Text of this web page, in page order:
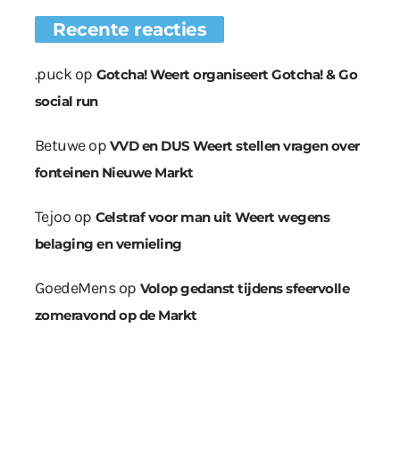
Recente reacties
.puckop Gotcha! Weert organiseert Gotcha! & Go
social run
Betuweop VVD en DUS Weert stellen vragen over
fonteinen Nieuwe Markt
Tejoo op Celstraf voor man uit Weert wegens
belaging en vernieling
GoedeMensop Volop gedanst tijdens sfeervolle
zomeravond op de Markt